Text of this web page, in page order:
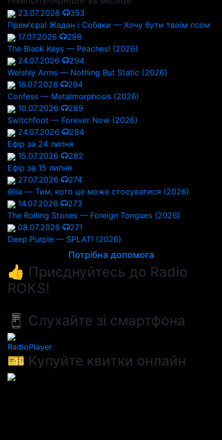
23.07.2026
353
Прем'єра! Жадан і Собаки — Хочу бути твоїм псом
17.07.2026
298
The Black Keys — Peaches! (2026)
24.07.2026
294
Welshly Arms — Nothing But Static (2026)
16.07.2026
294
Confess — Metalmorphosis (2026)
10.07.2026
289
Switchfoot — Forever Now (2026)
24.07.2026
284
Ефір за 24 липня
15.07.2026
282
Ефір за 15 липня
27.07.2026
274
éllia — Тим, кого це може стосуватися (2026)
14.07.2026
273
The Rolling Stones — Foreign Tongues (2026)
08.07.2026
271
Deep Purple — SPLAT! (2026)
Потрібна допомога
👍 Приєднуйтесь до Radio
ROKS!
📱 Слухайте зі смартфона
RadioPlayer
🎫 Купуйте квитки онлайн